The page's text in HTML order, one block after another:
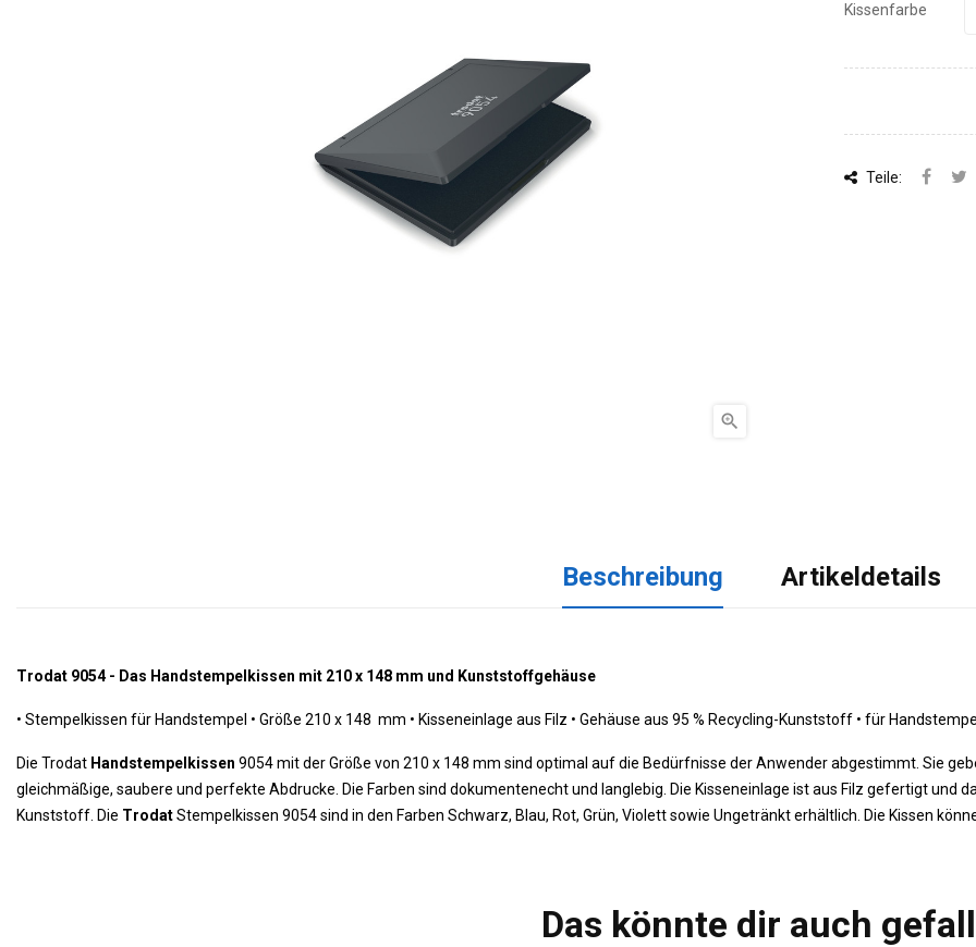

Kissenfarbe
Teile:
Beschreibung Artikeldetails
Trodat 9054 - Das Handstempelkissen mit 210 x 148 mm und Kunststoffgehäuse
• Stempelkissen für Handstempel • Größe 210 x 148 mm • Kisseneinlage aus Filz • Gehäuse aus 95 % Recycling-Kunststoff • für
Die Trodat Handstempelkissen 9054 mit der Größe von 210 x 148 mm sind optimal auf die Bedürfnisse der Anwender abgestimmt. Sie
gleichmäßige, saubere und perfekte Abdrucke. Die Farben sind dokumentenecht und langlebig. Die Kisseneinlage ist aus Filz gefertigt und
Kunststoff. Die TrodatStempelkissen 9054 sind in den Farben Schwarz, Blau, Rot, Grün, Violett sowie Ungetränkt erhältlich. Die Kissen
Das könnte dir auch